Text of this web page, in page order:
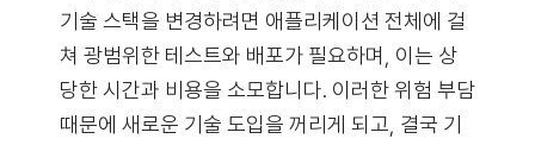
기술 스택을 변경하려면 애플리케이션 전체에 걸
쳐 광범위한 테스트와 배포가 필요하며, 이는 상
당한 시간과 비용을 소모합니다. 이러한 위험 부담
때문에 새로운 기술 도입을 꺼리게 되고, 결국 기